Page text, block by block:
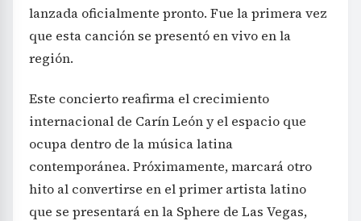
lanzada oficialmente pronto. Fue la primera vez
que esta canción se presentó en vivo en la
región.
Este concierto reafirma el crecimiento
internacional de Carín León y el espacio que
ocupa dentro de la música latina
contemporánea. Próximamente, marcará otro
hito al convertirse en el primer artista latino
que se presentará en la Sphere de Las Vegas,